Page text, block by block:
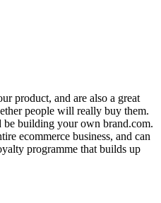
product, and are also a great
people will really buy them.
building your own brand.com.
ecommerce business, and can
programme that builds up